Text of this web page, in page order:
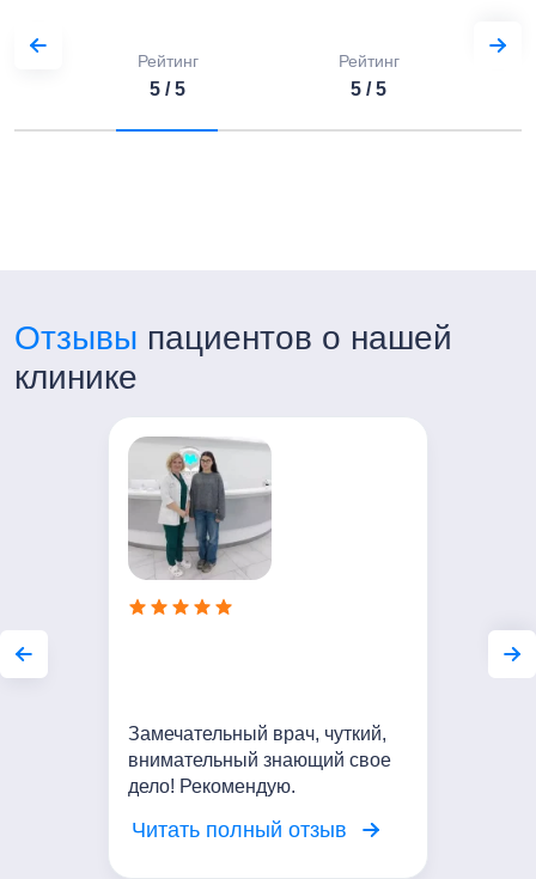
Рейтинг
5 / 5
Рейтинг
5 / 5
Отзывы пациентов о нашей
клинике
Замечательный врач, чуткий,
внимательный знающий свое
дело! Рекомендую.
Читать полный отзыв